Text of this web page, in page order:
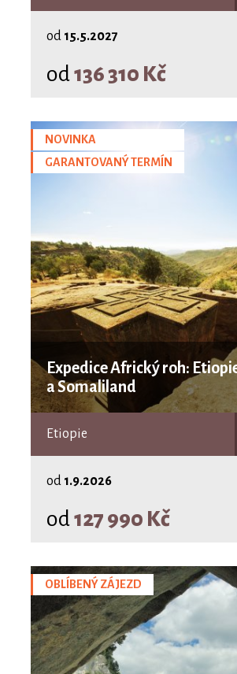
od 15.5.2027
od136 310 Kč
NOVINKA
GARANTOVANÝ TERMÍN
Expedice Africký roh:
a Somaliland
Etiopie
od 1.9.2026
od127 990 Kč
OBLÍBENÝ ZÁJEZD